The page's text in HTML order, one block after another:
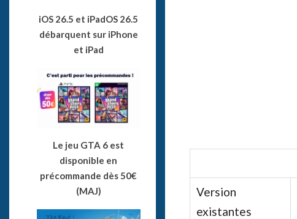
Version
existantes
iOS 26.5 et iPadOS 26.5
débarquent sur iPhone
et iPad
Le jeu GTA 6 est
disponible en
précommande dès 50€
(MAJ)